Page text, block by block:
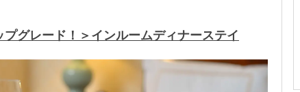
プグレード！＞インルームディナーステイ